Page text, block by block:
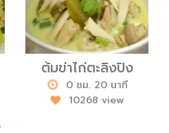
ต้มข่าไก่ตะลิงปิง
0 ชม. 20 นาที
10268 view